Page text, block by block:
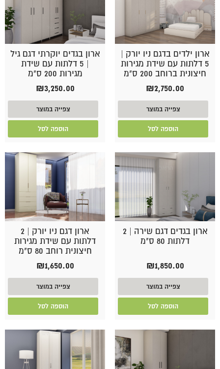
ארון ילדים בדגם ניו יורק |
5 דלתות עם שידת מגירות
חיצונית ברוחב 200 ס"מ
₪2,750.00
צפייה במוצר
הוספה לסל
ארון בגדים יוקרתי דגם גיל
| 5 דלתות עם שידת
מגירות 200 ס"מ
₪3,250.00
צפייה במוצר
הוספה לסל
ארון בגדים דגם שירה | 2
דלתות 80 ס"מ
₪1,850.00
צפייה במוצר
הוספה לסל
ארון דגם ניו יורק | 2
דלתות עם שידת מגירות
חיצונית רוחב 80 ס"מ
₪1,650.00
צפייה במוצר
הוספה לסל